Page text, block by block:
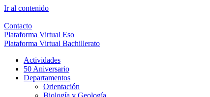
Ir al contenido
Contacto
Plataforma Virtual Eso
Plataforma Virtual Bachillerato
Actividades
50 Aniversario
Departamentos
Orientación
Biología y Geología